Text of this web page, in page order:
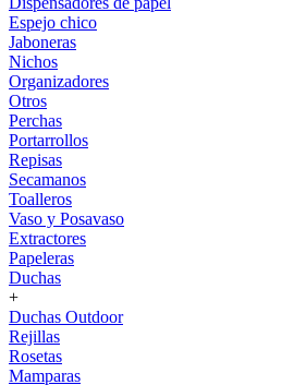
Espejo chico
Jaboneras
Nichos
Organizadores
Otros
Perchas
Portarrollos
Repisas
Secamanos
Toalleros
Vaso y Posavaso
Extractores
Papeleras
Duchas
+
Duchas Outdoor
Rejillas
Rosetas
Mamparas